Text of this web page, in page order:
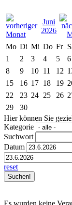
Juni
2026
Mo Di Mi Do Fr
1
2 3 4 5 6
8
9 10 11 12
15
16 17 18 19
22
23 24 25 26
29
30
Hier können Sie
Kategorie
Suchwort
Datum
reset
Es wurden keine